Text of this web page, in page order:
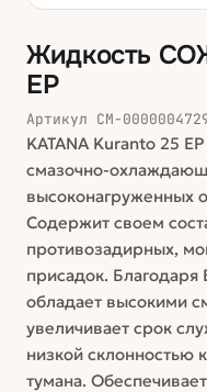
Жидкость
ЕР
Артикул СМ-
KATANA Kuranto 25
смазочно-
высоконагруженных
Содержит своем
противозадирных,
присадок.
обладает высокими
увеличивает срок
низкой склонностью
тумана.